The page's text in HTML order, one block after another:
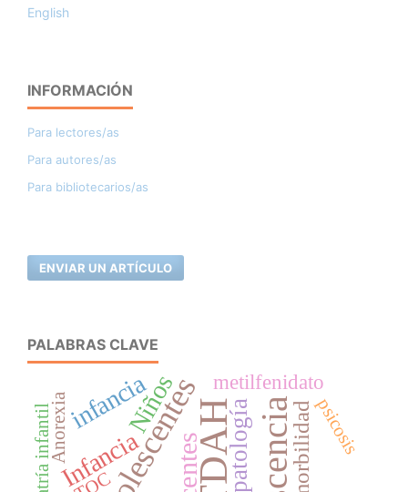
English
INFORMACIÓN
Para lectores/as
Para autores/as
Para bibliotecarios/as
ENVIAR UN ARTÍCULO
PALABRAS CLAVE
TDAH
adolescentes
Infancia
Niños
infancia comorbilidad
metilfenidato
psicosis
Anorexia